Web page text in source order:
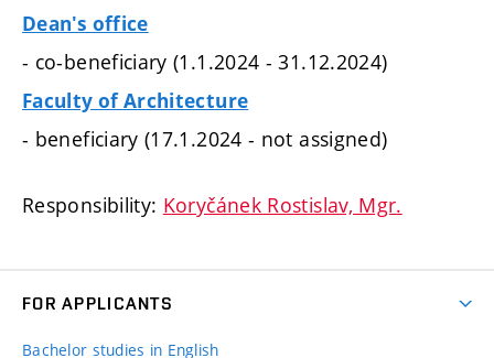
Dean's office
- co-beneficiary (1.1.2024 - 31.12.2024)
Faculty of Architecture
- beneficiary (17.1.2024 - not assigned)
Responsibility: Koryčánek Rostislav, Mgr.
FOR APPLICANTS
Bachelor studies in English